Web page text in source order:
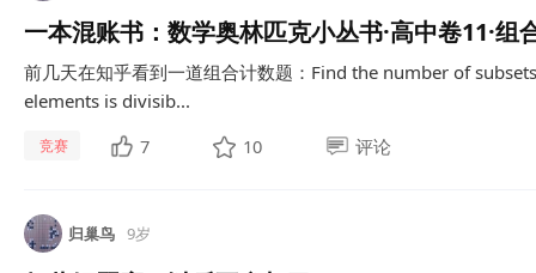
一本混账书：数学奥林匹克小丛书·高中卷11·组
前几天在知乎看到一道组合计数题：Find the number of
elements is divisib...
竞赛 7 10 评论
归巢鸟 9岁